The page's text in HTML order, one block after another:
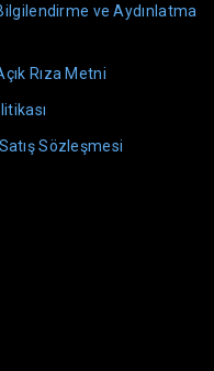
ve Aydınlatma
Rıza Metni
Sözleşmesi